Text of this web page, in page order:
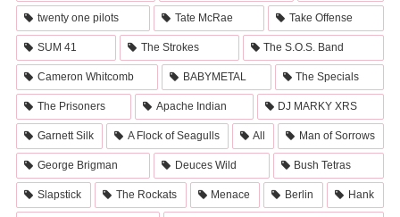
twenty one pilots Tate McRae Take Offense
SUM 41 The Strokes The S.O.S. Band
Cameron Whitcomb BABYMETAL The Specials
The Prisoners Apache Indian DJ MARKY XRS
Garnett Silk A Flock of Seagulls All Man of Sorrows
George Brigman Deuces Wild Bush Tetras
Slapstick The Rockats Menace Berlin Hank